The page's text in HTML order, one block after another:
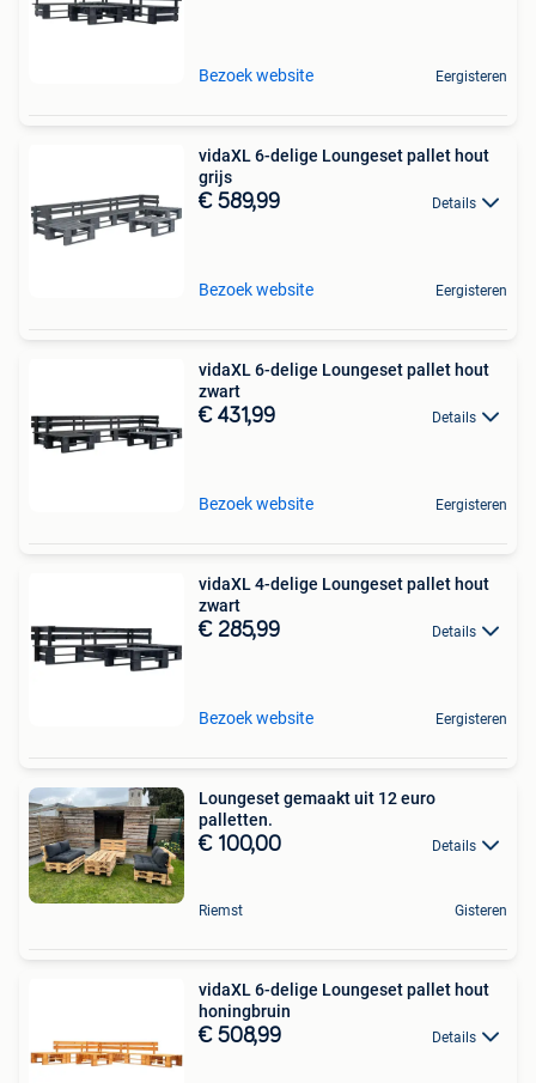
Bezoek website Eergisteren
vidaXL 6-delige Loungeset pallet hout
grijs
€ 589,99 Details
Bezoek website Eergisteren
vidaXL 6-delige Loungeset pallet hout
zwart
€ 431,99 Details
Bezoek website Eergisteren
vidaXL 4-delige Loungeset pallet hout
zwart
€ 285,99 Details
Bezoek website Eergisteren
Loungeset gemaakt uit 12 euro
palletten.
€ 100,00 Details
Riemst Gisteren
vidaXL 6-delige Loungeset pallet hout
honingbruin
€ 508,99 Details